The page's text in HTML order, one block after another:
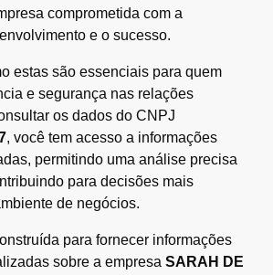
comprometida com a
e o sucesso.
estas são essenciais para quem
e segurança nas relações
os dados do CNPJ
, você tem acesso a informações
permitindo uma análise precisa
para decisões mais
de negócios.
para fornecer informações
sobre a empresa SARAH DE